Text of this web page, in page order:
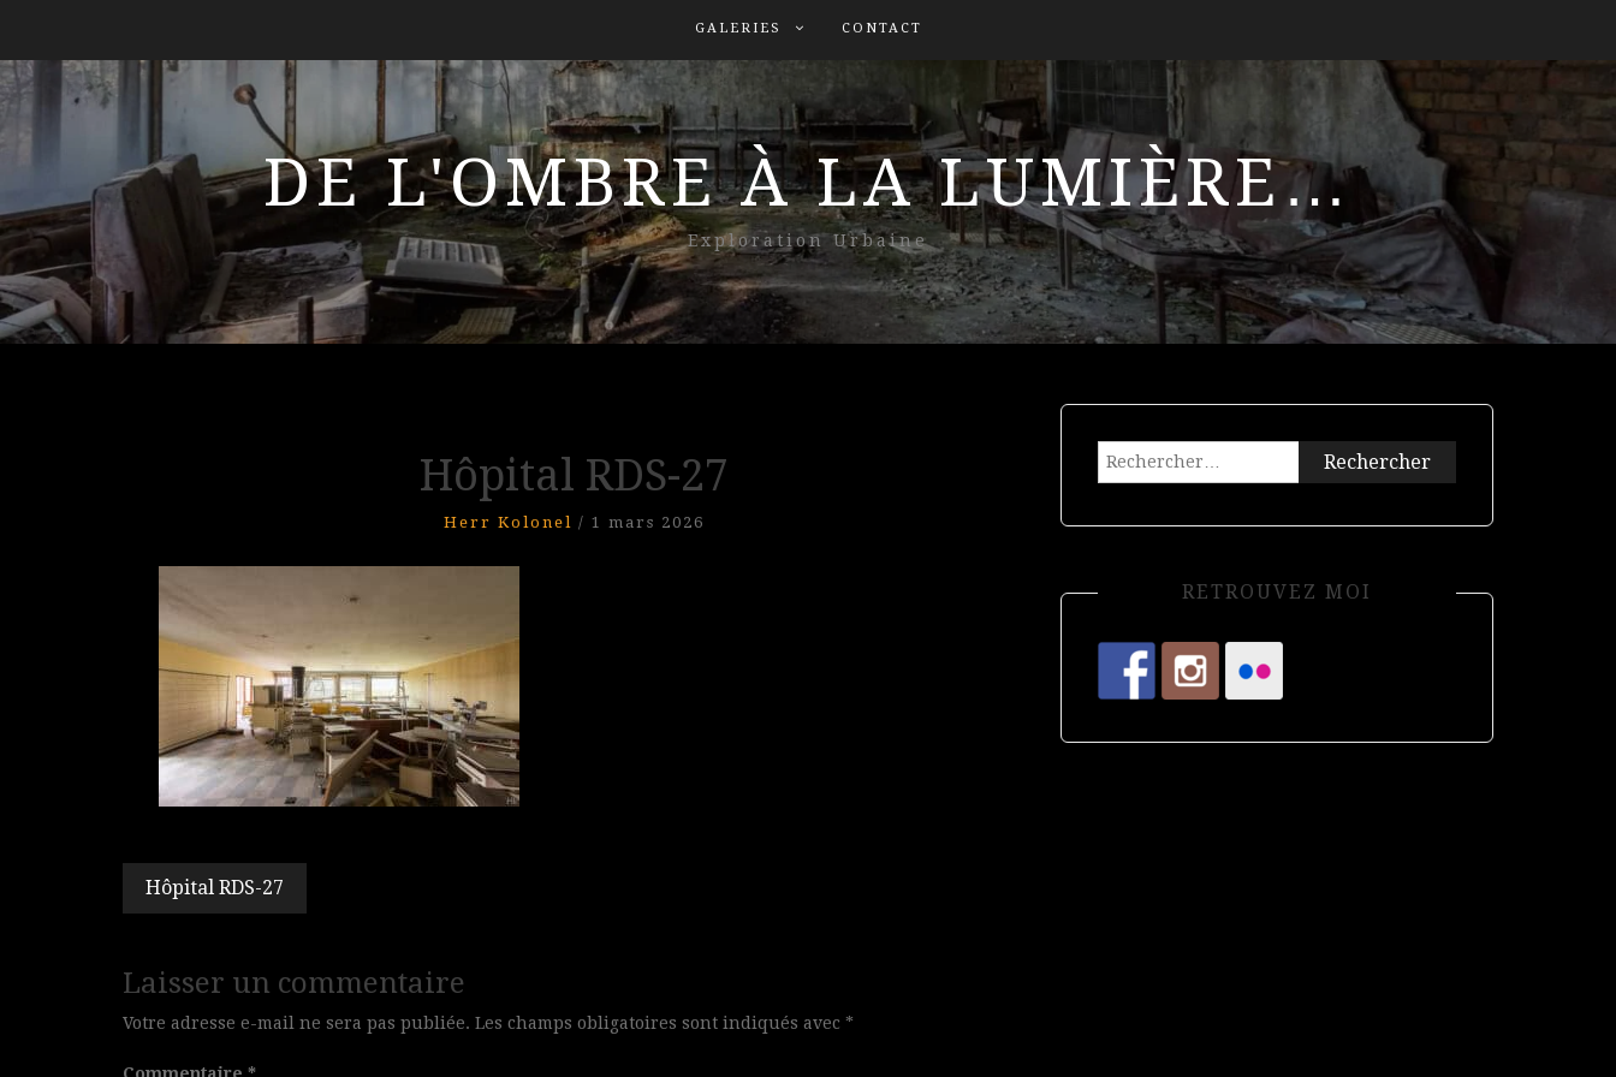
GALERIES CONTACT
DE L'OMBRE À LA LUMIÈRE…
Exploration Urbaine
Hôpital RDS-27
Herr Kolonel / 1 mars 2026
Navigation
de
l’article
Hôpital RDS-27
Laisser un commentaire
Votre adresse e-mail ne sera pas publiée. Les champs obligatoires sont indiqués avec *
Rechercher :
RETROUVEZ MOI